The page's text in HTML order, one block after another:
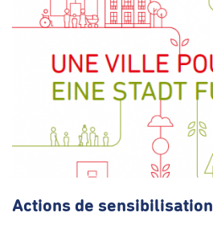
Actions de sensibilisation